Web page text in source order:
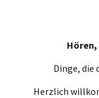
Hören,
Dinge, die
Herzlich